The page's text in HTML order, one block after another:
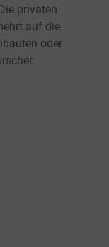
privaten
auf die
oder